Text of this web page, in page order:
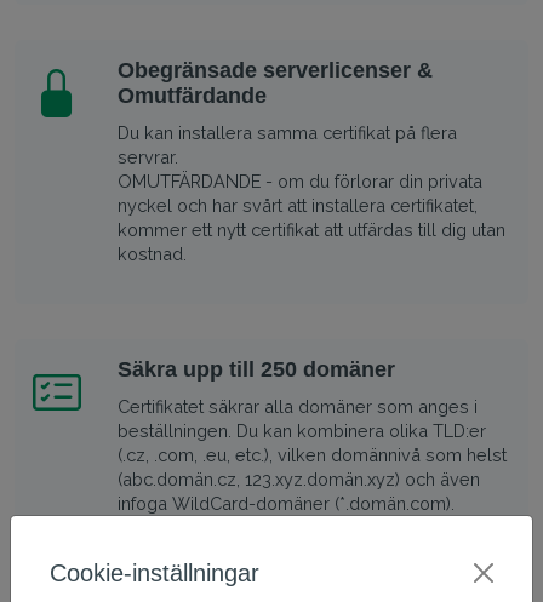
Obegränsade serverlicenser &
Omutfärdande
Du kan installera samma certifikat på flera
servrar.
OMUTFÄRDANDE - om du förlorar din privata
nyckel och har svårt att installera certifikatet,
kommer ett nytt certifikat att utfärdas till dig utan
kostnad.
Säkra upp till 250 domäner
Certifikatet säkrar alla domäner som anges i
beställningen. Du kan kombinera olika TLD:er
(.cz, .com, .eu, etc.), vilken domännivå som helst
(abc.domän.cz, 123.xyz.domän.xyz) och även
infoga WildCard-domäner (*.domän.com).
Cookie-inställningar